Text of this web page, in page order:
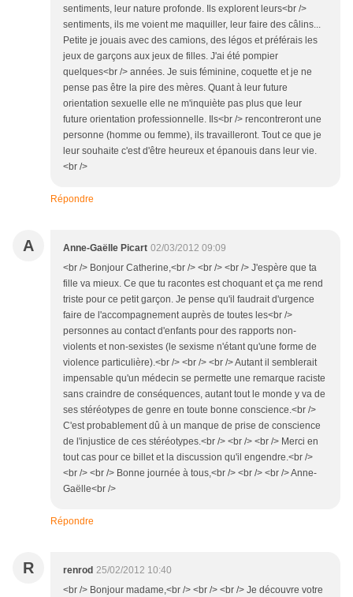
sentiments, leur nature profonde. Ils explorent leurs<br />
sentiments, ils me voient me maquiller, leur faire des câlins...
Petite je jouais avec des camions, des légos et préférais les
jeux de garçons aux jeux de filles. J'ai été pompier
quelques<br /> années. Je suis féminine, coquette et je ne
pense pas être la pire des mères. Quant à leur future
orientation sexuelle elle ne m'inquiète pas plus que leur
future orientation professionnelle. Ils<br /> rencontreront une
personne (homme ou femme), ils travailleront. Tout ce que je
leur souhaite c'est d'être heureux et épanouis dans leur vie.
<br />
Répondre
A Anne-Gaëlle Picart 02/03/2012 09:09
<br /> Bonjour Catherine,<br /> <br /> <br /> J'espère que ta
fille va mieux. Ce que tu racontes est choquant et ça me rend
triste pour ce petit garçon. Je pense qu'il faudrait d'urgence
faire de l'accompagnement auprès de toutes les<br />
personnes au contact d'enfants pour des rapports non-
violents et non-sexistes (le sexisme n'étant qu'une forme de
violence particulière).<br /> <br /> <br /> Autant il semblerait
impensable qu'un médecin se permette une remarque raciste
sans craindre de conséquences, autant tout le monde y va de
ses stéréotypes de genre en toute bonne conscience.<br />
C'est probablement dû à un manque de prise de conscience
de l'injustice de ces stéréotypes.<br /> <br /> <br /> Merci en
tout cas pour ce billet et la discussion qu'il engendre.<br />
<br /> <br /> Bonne journée à tous,<br /> <br /> <br /> Anne-
Gaëlle<br />
Répondre
R renrod 25/02/2012 10:40
<br /> Bonjour madame,<br /> <br /> <br /> Je découvre votre